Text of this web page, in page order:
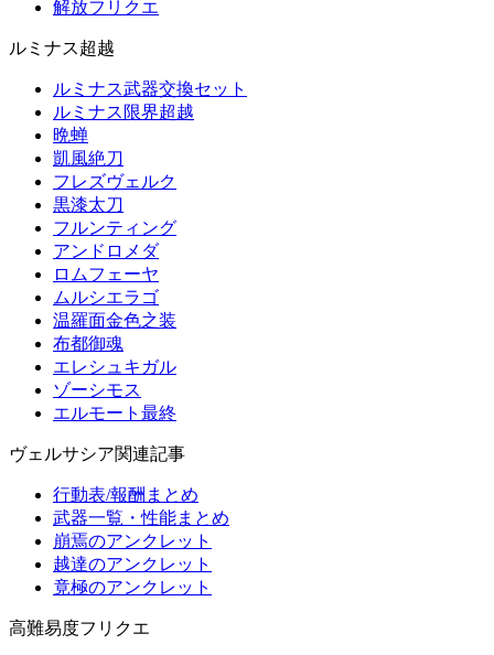
解放フリクエ
ルミナス超越
ルミナス武器交換セット
ルミナス限界超越
晩蝉
凱風絶刀
フレズヴェルク
黒漆太刀
フルンティング
アンドロメダ
ロムフェーヤ
ムルシエラゴ
温羅面金色之装
布都御魂
エレシュキガル
ゾーシモス
エルモート最終
ヴェルサシア関連記事
行動表/報酬まとめ
武器一覧・性能まとめ
崩焉のアンクレット
越達のアンクレット
竟極のアンクレット
高難易度フリクエ